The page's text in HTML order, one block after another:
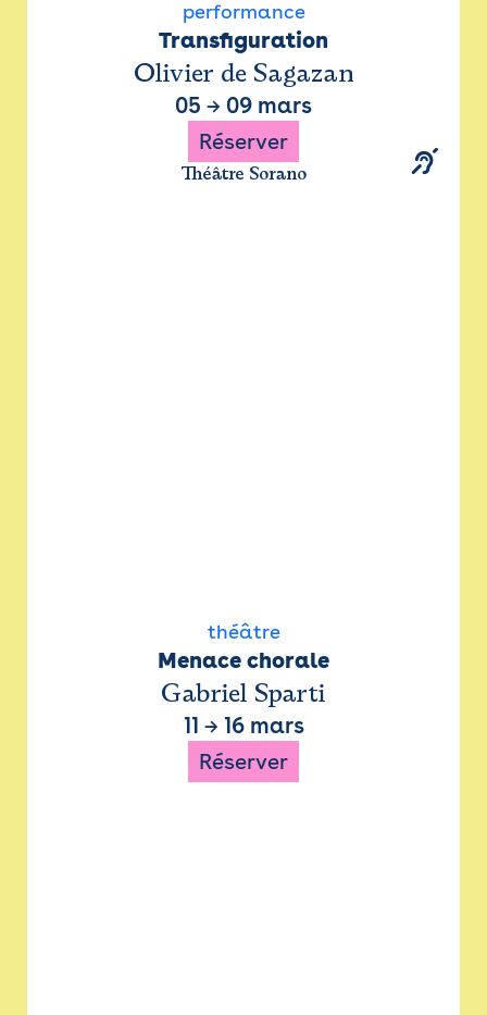
performance
Transfiguration
Olivier de Sagazan
05 → 09 mars
Réserver
Théâtre Sorano
théâtre
Menace chorale
Gabriel Sparti
11 → 16 mars
Réserver